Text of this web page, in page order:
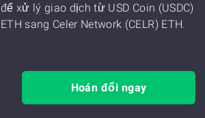
để xử lý giao dịch từ USD Coin (USDC)
ETH sang Celer Network (CELR) ETH.
Hoán đổi ngay